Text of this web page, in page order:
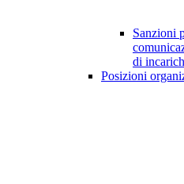
Sanzioni
di
Posizioni